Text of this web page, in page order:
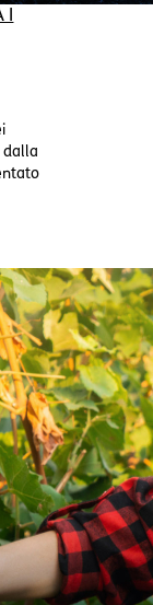
I
dalla